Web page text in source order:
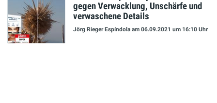
gegen Verwacklung, Unschärfe und
verwaschene Details
Jörg Rieger Espíndola am 06.09.2021 um 16:10 Uhr